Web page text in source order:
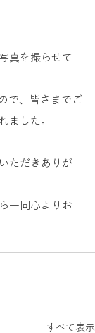
真を撮らせて
で、皆さまでご
ました。
ただきありが
一同心よりお
すべて表示